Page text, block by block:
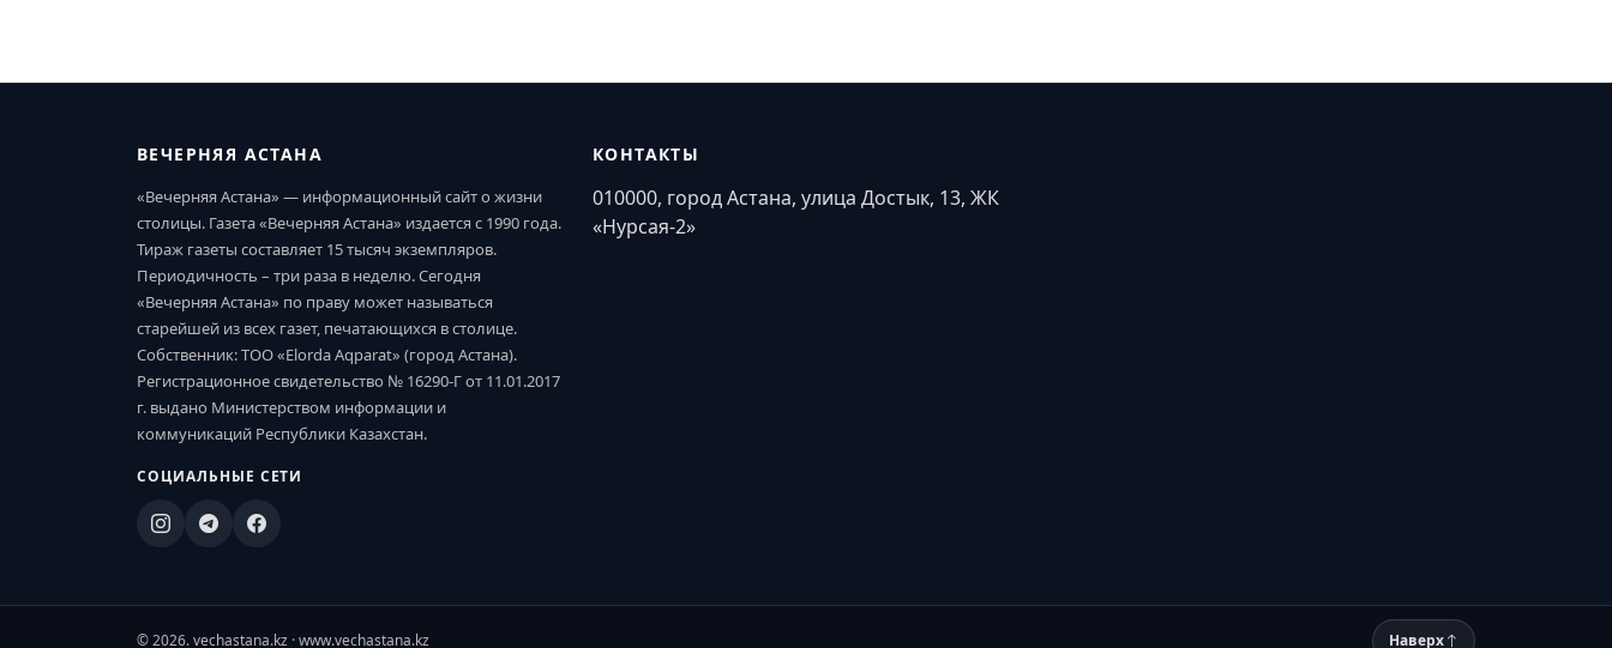
ВЕЧЕРНЯЯ АСТАНА
«Вечерняя Астана» — информационный сайт о жизни
столицы. Газета «Вечерняя Астана» издается с 1990 года.
Тираж газеты составляет 15 тысяч экземпляров.
Периодичность – три раза в неделю. Сегодня
«Вечерняя Астана» по праву может называться
старейшей из всех газет, печатающихся в столице.
Собственник: ТОО «Elorda Aqparat» (город Астана).
Регистрационное свидетельство № 16290-Г от 11.01.2017
г. выдано Министерством информации и
коммуникаций Республики Казахстан.
СОЦИАЛЬНЫЕ СЕТИ
КОНТАКТЫ
010000, город Астана, улица Достык, 13, ЖК
«Нурсая-2»
© 2026. vechastana.kz · www.vechastana.kz Наверх